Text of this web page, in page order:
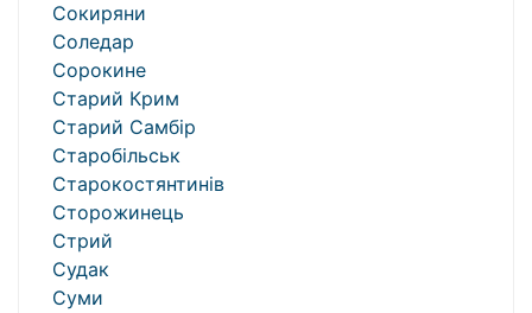
Сокиряни
Соледар
Сорокине
Старий Крим
Старий Самбір
Старобільськ
Старокостянтинів
Сторожинець
Стрий
Судак
Суми